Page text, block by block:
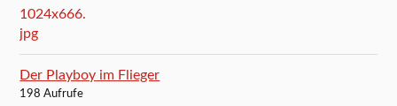
Der Playboy im Flieger
198 Aufrufe